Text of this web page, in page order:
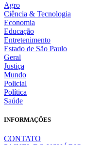
Agro
Ciência & Tecnologia
Economia
Educação
Entretenimento
Estado de São Paulo
Geral
Justiça
Mundo
Policial
Política
Saúde
INFORMAÇÕES
CONTATO